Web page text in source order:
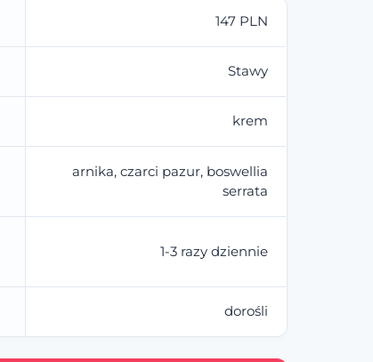
147 PLN
Stawy
krem
arnika, czarci pazur, boswellia
serrata
1-3 razy dziennie
dorośli